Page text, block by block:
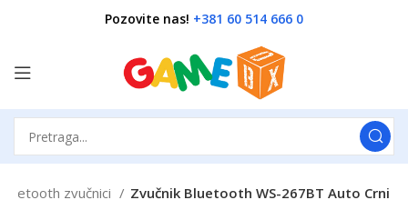
Pozovite nas! +381 60 514 666 0
zvučnici Zvučnik Bluetooth WS-267BT Auto Crni